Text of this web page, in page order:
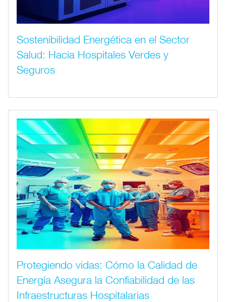
Sostenibilidad Energética en el Sector
Salud: Hacia Hospitales Verdes y
Seguros
Protegiendo vidas: Cómo la Calidad de
Energía Asegura la Confiabilidad de las
Infraestructuras Hospitalarias